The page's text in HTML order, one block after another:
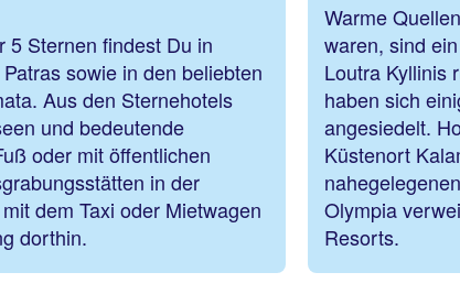
5 Sternen findest Du in
sowie in den beliebten
Aus den Sternehotels
und bedeutende
oder mit öffentlichen
in der
dem Taxi oder Mietwagen
dorthin.
Warme
waren, sind
Loutra Kyllinis
haben sich
angesiedelt.
Küstenort
Olympia
Resorts.